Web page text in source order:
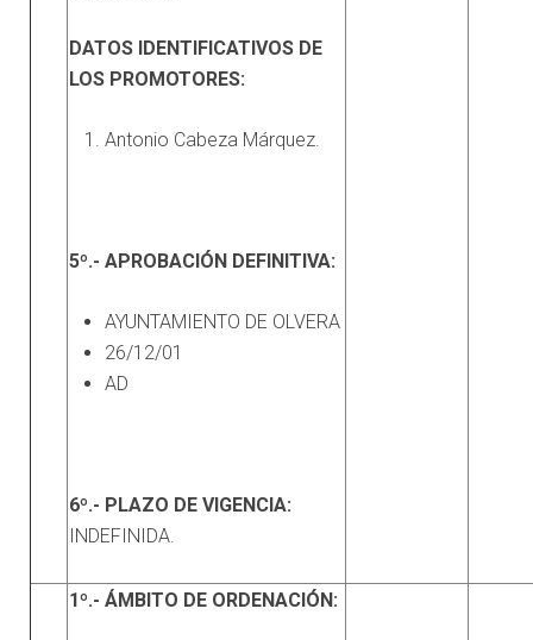
DATOS IDENTIFICATIVOS DE
LOS PROMOTORES:
Antonio Cabeza Márquez.
5º.- APROBACIÓN DEFINITIVA:
AYUNTAMIENTO DE OLVERA
26/12/01
AD
6º.- PLAZO DE VIGENCIA:
INDEFINIDA.
1º.- ÁMBITO DE ORDENACIÓN: